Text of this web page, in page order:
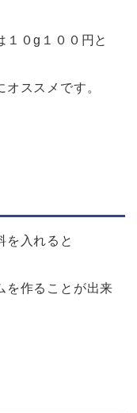
１０g１００円と
ススメです。
を入れると
を作ることが出来